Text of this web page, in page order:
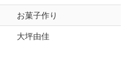
お菓子作り
大坪由佳